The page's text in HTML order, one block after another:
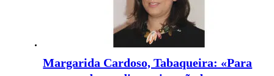
Margarida Cardoso, Tabaqueira: «Para